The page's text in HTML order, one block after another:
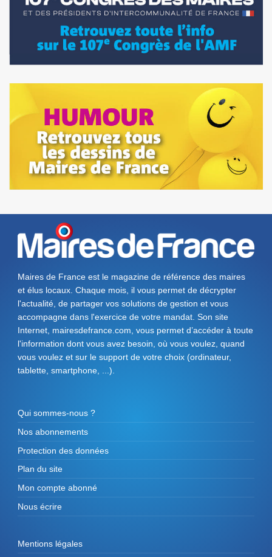
Maires de France est le magazine de référence des maires
et élus locaux. Chaque mois, il vous permet de décrypter
l'actualité, de partager vos solutions de gestion et vous
accompagne dans l'exercice de votre mandat. Son site
Internet, mairesdefrance.com, vous permet d’accéder à toute
l'information dont vous avez besoin, où vous voulez, quand
vous voulez et sur le support de votre choix (ordinateur,
tablette, smartphone, ...).
Qui sommes-nous ?
Nos abonnements
Protection des données
Plan du site
Mon compte abonné
Nous écrire
Mentions légales